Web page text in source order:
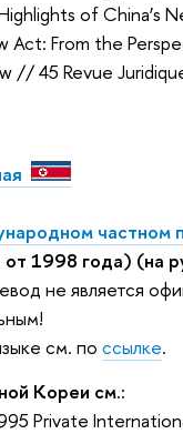
of China’s
Act: From the
// 45 Revue
частном
от 1998 года) (на
не является
см. по ссылке.
Кореи см.:
Private